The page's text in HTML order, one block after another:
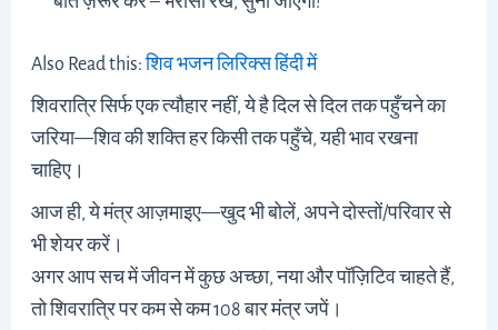
Also Read this:शिव भजन लिरिक्स हिंदी में
शिवरात्रि सिर्फ एक त्यौहार नहीं, ये है दिल से दिल तक पहुँचने का
जरिया—शिव की शक्ति हर किसी तक पहुँचे, यही भाव रखना
चाहिए।
आज ही, ये मंत्र आज़माइए—खुद भी बोलें, अपने दोस्तों/परिवार से
भी शेयर करें।
अगर आप सच में जीवन में कुछ अच्छा, नया और पॉज़िटिव चाहते हैं,
तो शिवरात्रि पर कम से कम 108 बार मंत्र जपें।